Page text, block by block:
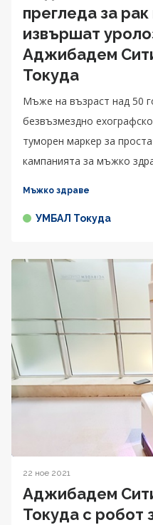
прегледа за
извършат
Аджибадем
Токуда
Мъже на възраст над 50
безвъзмездно
туморен маркер за
кампанията за мъжко
Мъжко здраве
УМБАЛ Токуда
22 ное 2021
Аджибадем
Токуда с робот